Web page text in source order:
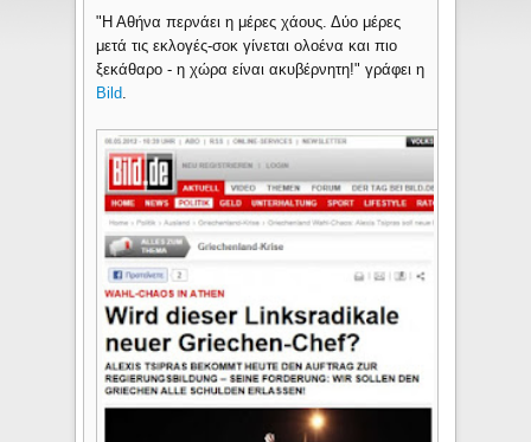
"Η Αθήνα περνάει η μέρες χάους. Δύο μέρες
μετά τις εκλογές-σοκ γίνεται ολοένα και πιο
ξεκάθαρο - η χώρα είναι ακυβέρνητη!" γράφει η
Bild.